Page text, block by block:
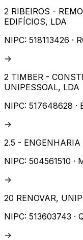
2 RIBEIROS -
EDIFÍCIOS, LDA
NIPC: 518113426 ·
→
2 TIMBER -
UNIPESSOAL, LDA
NIPC: 517648628 ·
→
2.5 - ENGENHARIA
NIPC: 504561510 ·
→
20 RENOVAR,
NIPC: 513603743 ·
→